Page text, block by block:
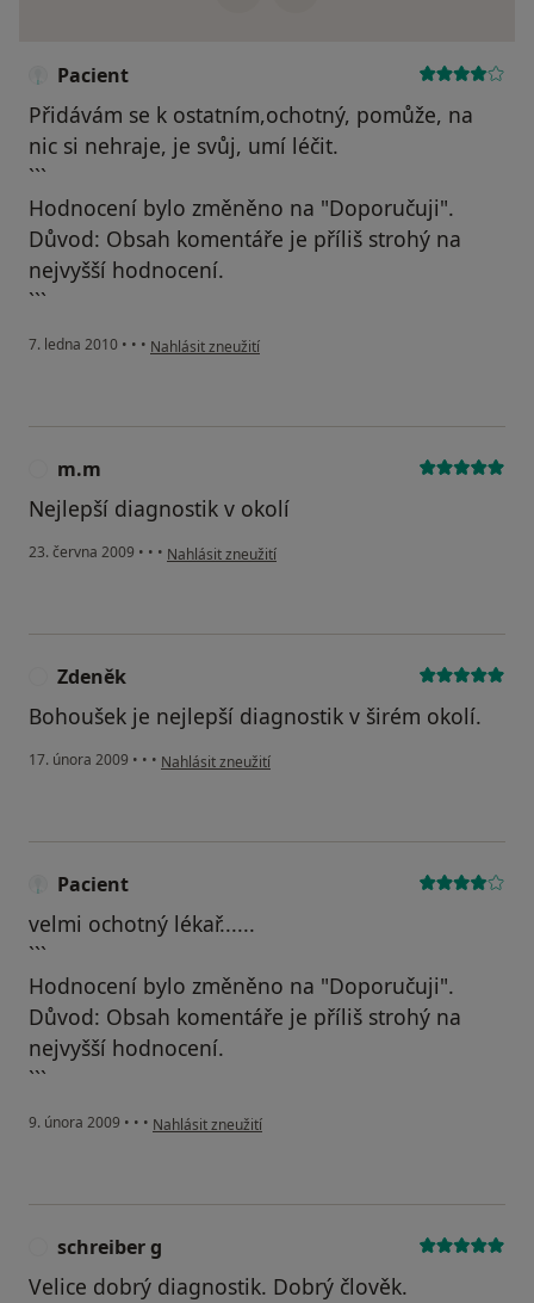
Pacient
Přidávám se k ostatním,ochotný, pomůže, na
nic si nehraje, je svůj, umí léčit.
```
Hodnocení bylo změněno na "Doporučuji".
Důvod: Obsah komentáře je příliš strohý na
nejvyšší hodnocení.
```
7. ledna 2010 • • • podle názoru uživatele Pacient
Nahlásit zneužití
m.m
Nejlepší diagnostik v okolí
23. června 2009 • • • podle názoru uživatele m.m
Nahlásit zneužití
Zdeněk
Bohoušek je nejlepší diagnostik v širém okolí.
17. února 2009 • • • podle názoru uživatele Zdeněk
Nahlásit zneužití
Pacient
velmi ochotný lékař......
```
Hodnocení bylo změněno na "Doporučuji".
Důvod: Obsah komentáře je příliš strohý na
nejvyšší hodnocení.
```
9. února 2009 • • • podle názoru uživatele Pacient
Nahlásit zneužití
schreiber g
Velice dobrý diagnostik. Dobrý člověk.